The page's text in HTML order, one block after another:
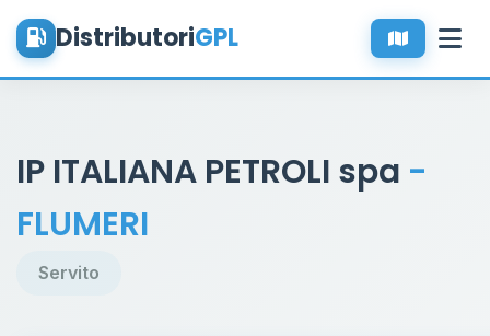
DistributoriGPL
IP ITALIANA PETROLI spa -
FLUMERI
Servito